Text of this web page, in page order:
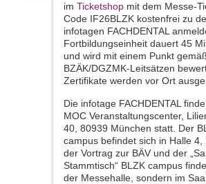
im Ticketshop mit dem Messe-
Code IF26BLZK kostenfrei zu
infotagen FACHDENTAL
Fortbildungseinheit dauert 45
und wird mit einem Punkt
BZÄK/DGZMK-Leitsätzen
Zertifikate werden vor Ort
Die infotage FACHDENTAL
MOC Veranstaltungscenter,
40, 80939 München statt. Der
campus befindet sich in Halle 4,
der Vortrag zur BÄV und der
Stammtisch“ BLZK campus
der Messehalle, sondern im